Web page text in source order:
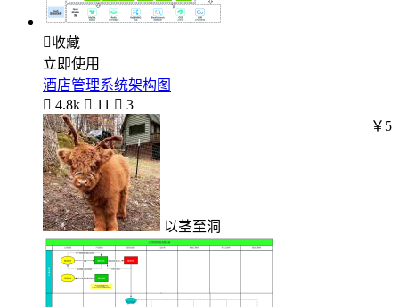
收藏
立即使用
酒店管理系统架构图
 4.8k  11  3
以茎至洞
￥5